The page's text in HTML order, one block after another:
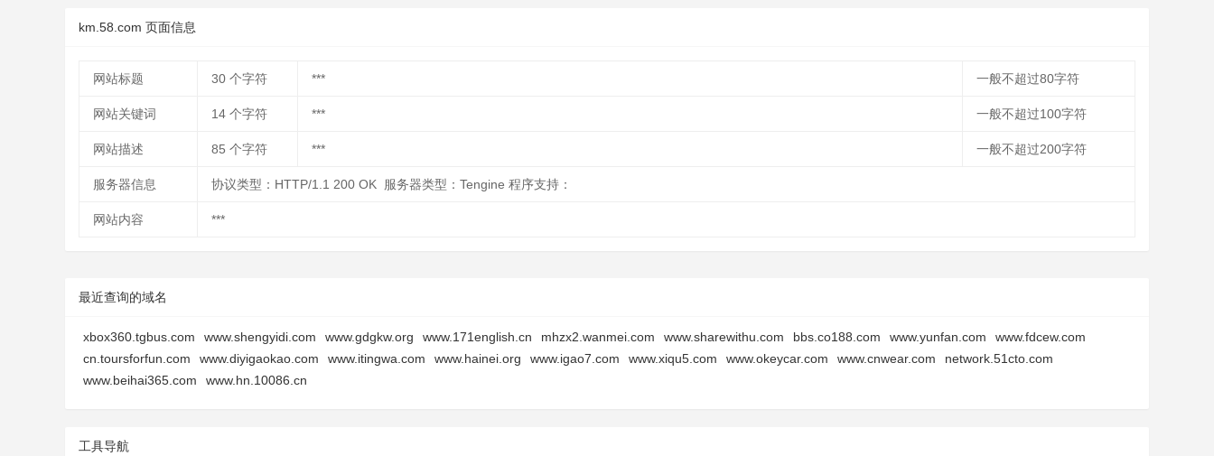
km.58.com 页面信息
网站标题 30 个字符 *** 一般不超过80字符
网站关键词 14 个字符 *** 一般不超过100字符
网站描述 85 个字符 *** 一般不超过200字符
服务器信息 协议类型：HTTP/1.1 200 OK 服务器类型：Tengine 程序支持：
网站内容 ***
最近查询的域名
xbox360.tgbus.com www.shengyidi.com www.gdgkw.org www.171english.cn mhzx2.wanmei.com www.sharewithu.com bbs.co188.com www.yunfan.com
www.fdcew.com
cn.toursforfun.com
www.diyigaokao.com www.itingwa.com www.hainei.org www.igao7.com www.xiqu5.com www.okeycar.com www.cnwear.com
network.51cto.com
www.beihai365.com
www.hn.10086.cn
工具导航